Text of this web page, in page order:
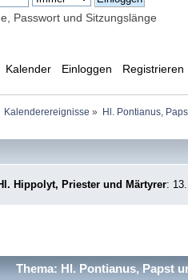
Passwort und Sitzungslänge
Kalender Einloggen Registrieren
Kalenderereignisse » Hl. Pontianus,
Hippolyt, Priester und Märtyrer:
Thema: Hl. Pontianus, Papst